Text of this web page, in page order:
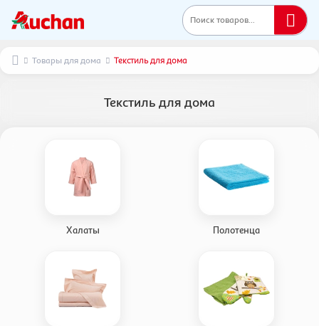
Поиск товаров...
Товары для дома Текстиль для дома
Текстиль для дома
Халаты Полотенца